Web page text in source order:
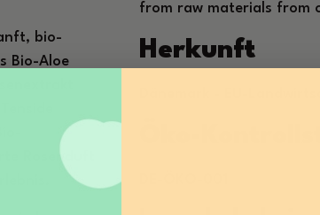
bio-
Bio-Aloe
Rosenduft
from raw materials from
Herkunft
Öko-